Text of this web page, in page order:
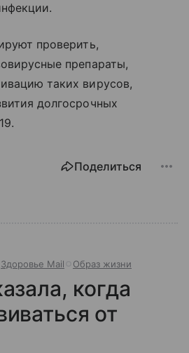
проверить,
препараты,
таких вирусов,
долгосрочных
Поделиться
Здоровье Mail Образ жизни
когда
от